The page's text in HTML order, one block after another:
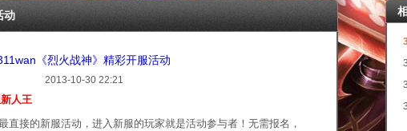
动
《烈火战神》精彩开服活动
2013-10-30 22:21
人王
直接的新服活动，进入新服的玩家就是活动参与者！无需报名，